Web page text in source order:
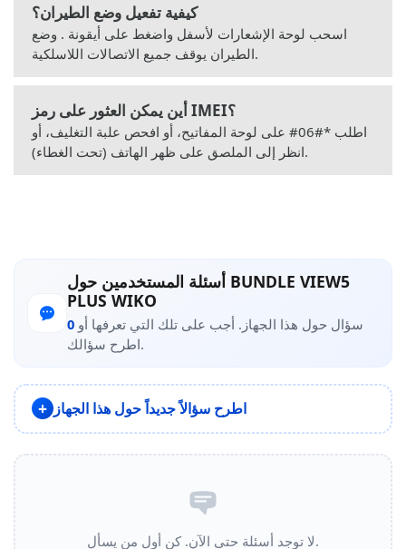
كيفية تفعيل وضع الطيران؟
اسحب لوحة الإشعارات لأسفل واضغط على أيقونة . وضع
الطيران يوقف جميع الاتصالات اللاسلكية.
أين يمكن العثور على رمز IMEI؟
اطلب *#06# على لوحة المفاتيح، أو افحص علبة التغليف، أو
انظر إلى الملصق على ظهر الهاتف (تحت الغطاء).
أسئلة المستخدمين حول BUNDLE VIEW5
PLUS WIKO
0
اطرح سؤالك.
اطرح سؤالاً جديداً حول هذا الجهاز
لا توجد أسئلة حتى الآن. كن أول من يسأل.